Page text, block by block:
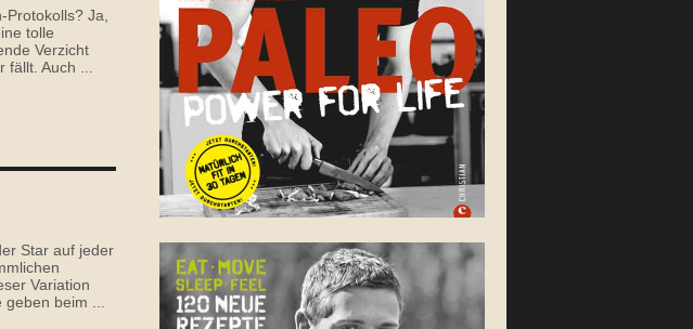
Ja,
tolle
Verzicht
Auch ...
Star auf jeder
Variation
beim ...